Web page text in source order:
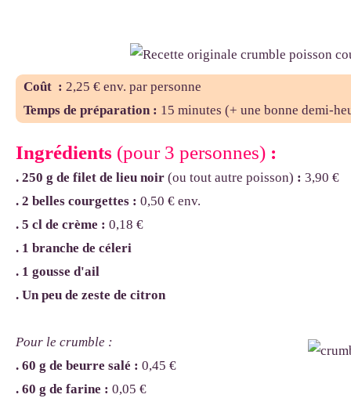
Coût : 2,25 € env. par personne
Temps de préparation : 15 minutes (+ une bonne demi-
Ingrédients (pour 3 personnes) :
. 250 g de filet de lieu noir (ou tout autre poisson) : 3,90 €
. 2 belles courgettes : 0,50 € env.
. 5 cl de crème : 0,18 €
. 1 branche de céleri
. 1 gousse d'ail
. Un peu de zeste de citron
Pour le crumble :
. 60 g de beurre salé : 0,45 €
. 60 g de farine : 0,05 €